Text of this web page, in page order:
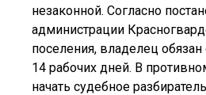
незаконной. Согласно
администрации
поселения, владелец обязан
14 рабочих дней. В
начать судебное